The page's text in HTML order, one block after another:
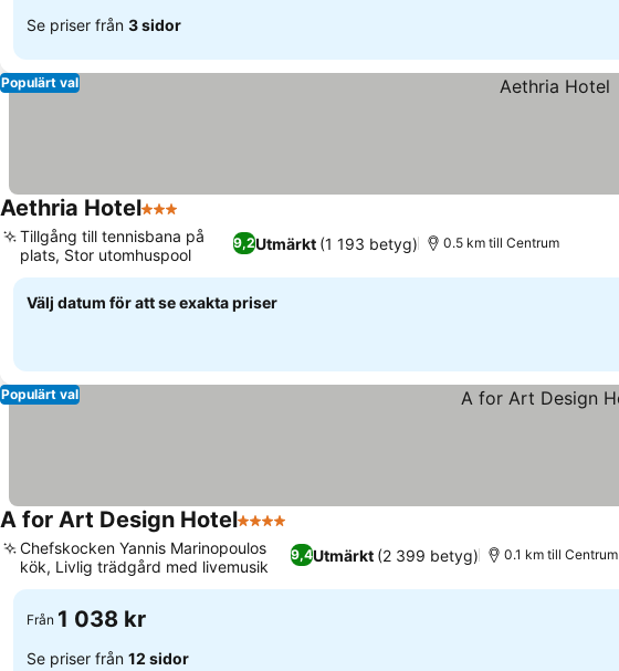
Se priser från 3 sidor
Populärt val
Aethria Hotel3 Stjärnor
9,2Utmärkt (1 193 betyg)
Tillgång till tennisbana på
plats, Stor utomhuspool
0.5 km till Centrum
Välj datum för att se exakta priser
Populärt val
A for Art Design Hotel4 Stjärnor
9,4Utmärkt (2 399 betyg)
Chefskocken Yannis Marinopoulos
kök, Livlig trädgård med livemusik
0.1 km till Centrum
Från 1 038 kr
Se priser från 12 sidor